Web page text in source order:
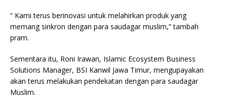
“ Kami terus berinovasi untuk melahirkan produk yang
memang sinkron dengan para saudagar muslim,” tambah
pram.
Sementara itu, Roni Irawan, Islamic Ecosystem Business
Solutions Manager, BSI Kanwil Jawa Timur, mengupayakan
akan terus melakukan pendekatan dengan para saudagar
Muslim.